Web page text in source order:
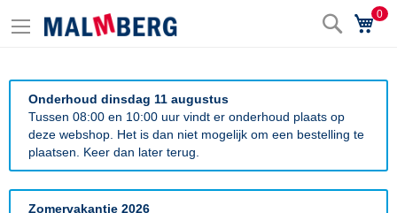
Zoek0
Onderhoud dinsdag 11 augustus
Tussen 08:00 en 10:00 uur vindt er onderhoud plaats op
deze webshop. Het is dan niet mogelijk om een bestelling te
plaatsen. Keer dan later terug.
Zomervakantie 2026